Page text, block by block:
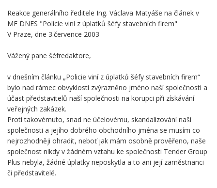
Reakce generálního ředitele Ing. Václava Matyáše na článek v
MF DNES "Policie viní z úplatků šéfy stavebních firem"
V Praze, dne 3.července 2003
Vážený pane šéfredaktore,
v dnešním článku „Policie viní z úplatků šéfy stavebních firem“
bylo nad rámec obvyklosti zvýrazněno jméno naší společnosti a
účast představitelů naší společnosti na korupci při získávání
veřejných zakázek.
Proti takovémuto, snad ne účelovému, skandalizování naší
společnosti a jejího dobrého obchodního jména se musím co
nejrozhodněji ohradit, neboť jak mám osobně prověřeno, naše
společnost nikdy v žádném vztahu ke společnosti Tender Group
Plus nebyla, žádné úplatky neposkytla a to ani její zaměstnanci
či představitelé.